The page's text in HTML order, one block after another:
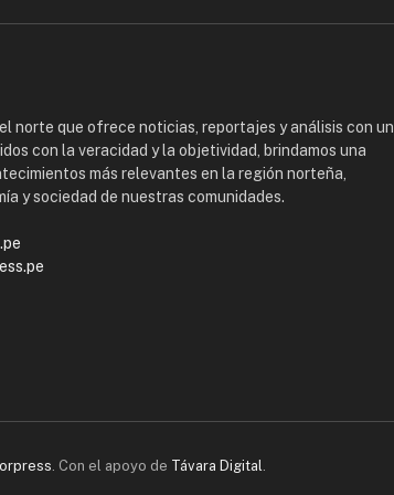
norte que ofrece noticias, reportajes y análisis con un
con la veracidad y la objetividad, brindamos una
más relevantes en la región norteña,
y sociedad de nuestras comunidades.
. Con el apoyo de Távara Digital.